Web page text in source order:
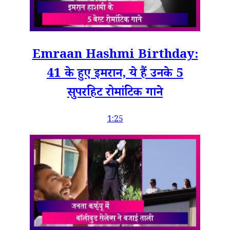
Emraan Hashmi Birthday:
41 के हुए इमरान, ये हैं उनके 5
सुपरहिट रोमांटिक गाने
1:25